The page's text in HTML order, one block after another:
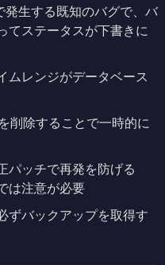
発生する既知のバグで、バ
てステータスが下書きに
ムレンジがデータベース
削除することで一時的に
パッチで再発を防げる
は注意が必要
ずバックアップを取得す